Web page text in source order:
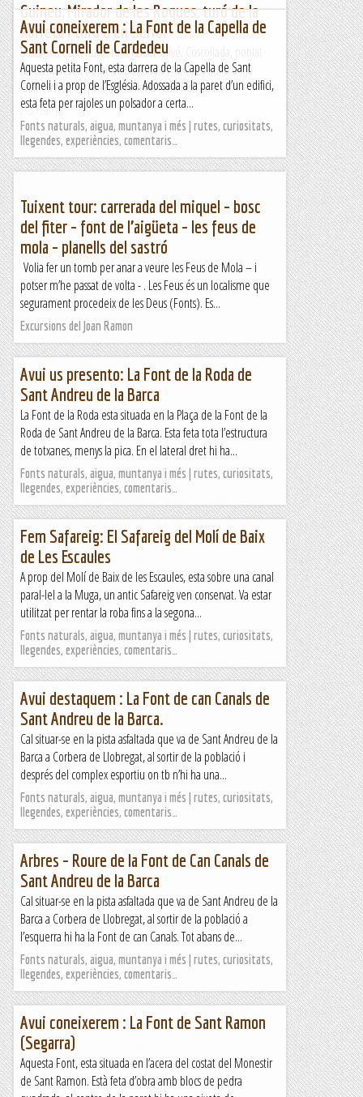
Guineu, Mirador de les Roques, turó de la
Xorreta i turó d'en Seriol
Badalona (Can Ruti), turó Nadal-Olivé, Coscollada, poblat
ibèric Maleses, Rocar de Donadéu i font del Cul o de la
GuineuWikiloc | Ruta Badalona (Can Ruti), turó...
Muntanya
Avui coneixerem : La Font de la Capella de
Sant Corneli de Cardedeu
Aquesta petita Font, esta darrera de la Capella de Sant
Corneli i a prop de l’Església. Adossada a la paret d’un edifici,
esta feta per rajoles un polsador a certa...
Fonts naturals, aigua, muntanya i més | rutes, curiositats,
llegendes, experiències, comentaris…
Tuixent tour: carrerada del miquel – bosc
del fiter – font de l’aigüeta – les feus de
mola – planells del sastró
Volia fer un tomb per anar a veure les Feus de Mola – i
potser m’he passat de volta - . Les Feus és un localisme que
segurament procedeix de les Deus (Fonts). Es...
Excursions del Joan Ramon
Avui us presento: La Font de la Roda de
Sant Andreu de la Barca
La Font de la Roda esta situada en la Plaça de la Font de la
Roda de Sant Andreu de la Barca. Esta feta tota l’estructura
de totxanes, menys la pica. En el lateral dret hi ha...
Fonts naturals, aigua, muntanya i més | rutes, curiositats,
llegendes, experiències, comentaris…
Fem Safareig: El Safareig del Molí de Baix
de Les Escaules
A prop del Molí de Baix de les Escaules, esta sobre una canal
paral-lel a la Muga, un antic Safareig ven conservat. Va estar
utilitzat per rentar la roba fins a la segona...
Fonts naturals, aigua, muntanya i més | rutes, curiositats,
llegendes, experiències, comentaris…
Avui destaquem : La Font de can Canals de
Sant Andreu de la Barca.
Cal situar-se en la pista asfaltada que va de Sant Andreu de la
Barca a Corbera de Llobregat, al sortir de la població i
després del complex esportiu on tb n’hi ha una...
Fonts naturals, aigua, muntanya i més | rutes, curiositats,
llegendes, experiències, comentaris…
Arbres – Roure de la Font de Can Canals de
Sant Andreu de la Barca
Cal situar-se en la pista asfaltada que va de Sant Andreu de la
Barca a Corbera de Llobregat, al sortir de la població a
l’esquerra hi ha la Font de can Canals. Tot abans de...
Fonts naturals, aigua, muntanya i més | rutes, curiositats,
llegendes, experiències, comentaris…
Avui coneixerem : La Font de Sant Ramon
(Segarra)
Aquesta Font, esta situada en l’acera del costat del Monestir
de Sant Ramon. Està feta d’obra amb blocs de pedra